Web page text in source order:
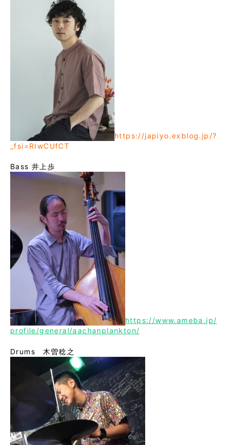
https://japiyo.exblog.jp/?
_fsi=RIwCUfCT
Bass 井上歩
https://www.ameba.jp/
profile/general/aachanplankton/
Drums 木曽稔之